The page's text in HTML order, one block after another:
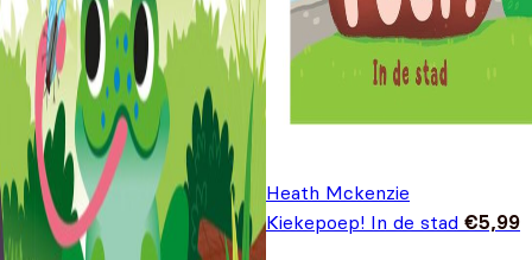
Heath Mckenzie
Kiekepoep! In de stad €5,99